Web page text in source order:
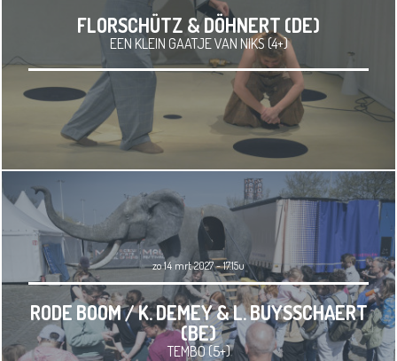
FLORSCHÜTZ & DÖHNERT (DE)
EEN KLEIN GAATJE VAN NIKS (4+)
zo 14 mrt 2027 - 17.15u
RODE BOOM / K. DEMEY & L. BUYSSCHAERT
(BE)
TEMBO (5+)